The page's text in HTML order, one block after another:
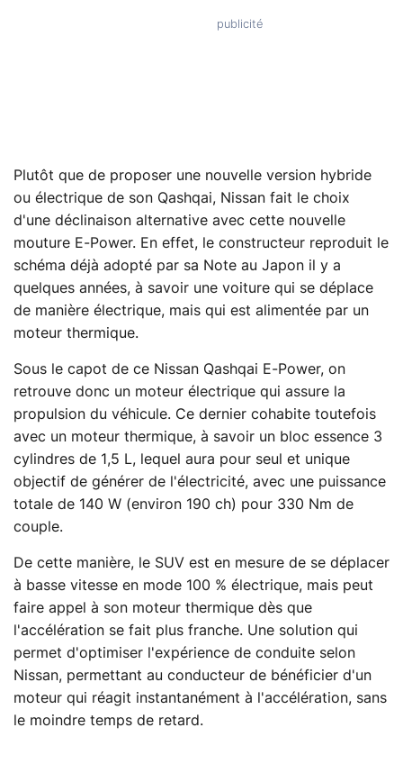
Plutôt que de proposer une nouvelle version hybride
ou électrique de son Qashqai, Nissan fait le choix
d'une déclinaison alternative avec cette nouvelle
mouture E-Power. En effet, le constructeur reproduit le
schéma déjà adopté par sa Note au Japon il y a
quelques années, à savoir une voiture qui se déplace
de manière électrique, mais qui est alimentée par un
moteur thermique.
Sous le capot de ce Nissan Qashqai E-Power, on
retrouve donc un moteur électrique qui assure la
propulsion du véhicule. Ce dernier cohabite toutefois
avec un moteur thermique, à savoir un bloc essence 3
cylindres de 1,5 L, lequel aura pour seul et unique
objectif de générer de l'électricité, avec une puissance
totale de 140 W (environ 190 ch) pour 330 Nm de
couple.
De cette manière, le SUV est en mesure de se déplacer
à basse vitesse en mode 100 % électrique, mais peut
faire appel à son moteur thermique dès que
l'accélération se fait plus franche. Une solution qui
permet d'optimiser l'expérience de conduite selon
Nissan, permettant au conducteur de bénéficier d'un
moteur qui réagit instantanément à l'accélération, sans
le moindre temps de retard.